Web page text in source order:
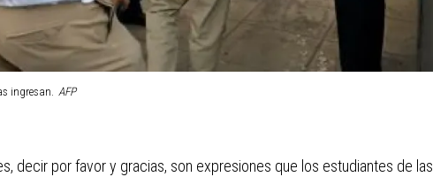
ingresan. AFP
decir por favor y gracias, son expresiones que los estudiantes de las